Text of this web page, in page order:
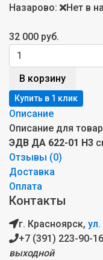
Назарово:
Нет в
32 000 руб.
В корзину
Описание
Описание для
ЭДВ ДА 622-01 Н3
Отзывы (0)
Доставка
Оплата
Контакты
г. Красноярск,
+7 (391) 223-90-16
выходной